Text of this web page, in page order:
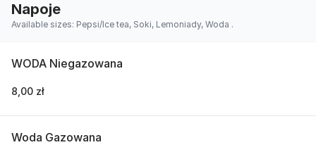
Napoje
Available sizes: Pepsi/Ice tea, Soki, Lemoniady, Woda .
WODA Niegazowana
8,00 zł
Woda Gazowana